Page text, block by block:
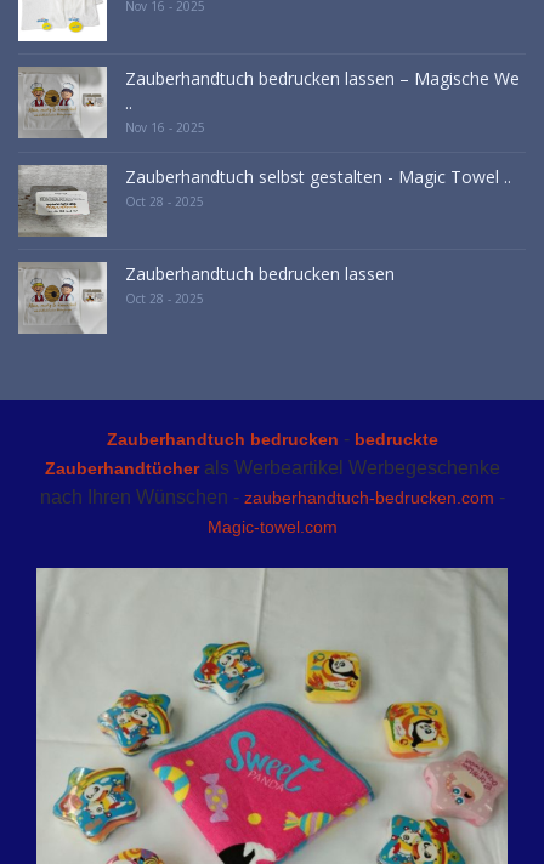
Nov 16 - 2025
Zauberhandtuch bedrucken lassen – Magische We
..
Nov 16 - 2025
Zauberhandtuch selbst gestalten - Magic Towel ..
Oct 28 - 2025
Zauberhandtuch bedrucken lassen
Oct 28 - 2025
Zauberhandtuch bedrucken - bedruckte
Zauberhandtücherals Werbeartikel Werbegeschenke
nach Ihren Wünschen - zauberhandtuch-bedrucken.com -
Magic-towel.com